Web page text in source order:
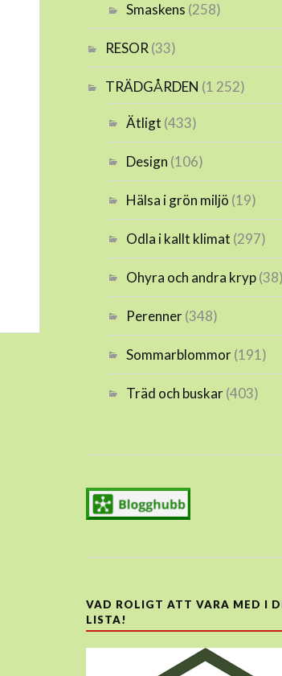
Smaskens (258)
RESOR (33)
TRÄDGÅRDEN (1 252)
Ätligt (433)
Design (106)
Hälsa i grön miljö (19)
Odla i kallt klimat (297)
Ohyra och andra kryp(38)
Perenner(348)
Sommarblommor(191)
Träd och buskar(403)
VAD ROLIGT ATT VARA MED I
LISTA!